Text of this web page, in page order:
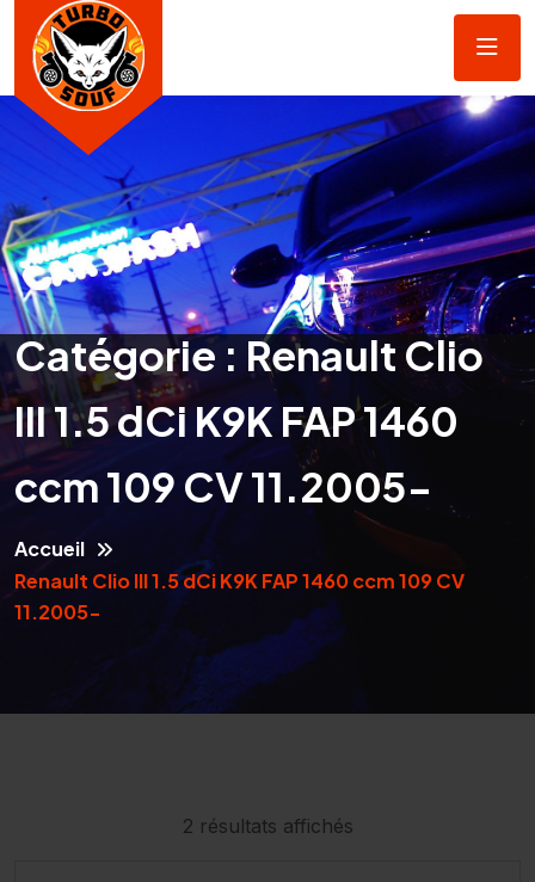
Catégorie : Renault Clio
III 1.5 dCi K9K FAP 1460
ccm 109 CV 11.2005-
Accueil
Renault Clio III 1.5 dCi K9K FAP 1460 ccm 109 CV
11.2005-
2 résultats affichés